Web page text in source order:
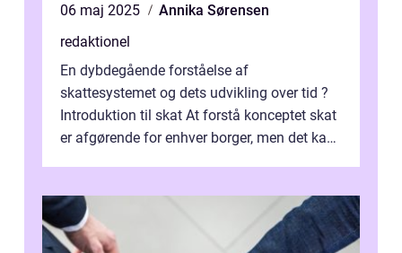
06 maj 2025
Annika Sørensen
redaktionel
En dybdegående forståelse af
skattesystemet og dets udvikling over tid ?
Introduktion til skat At forstå konceptet skat
er afgørende for enhver borger, men det kan